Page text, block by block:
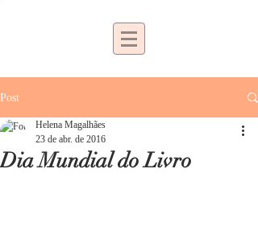
Post
Dia Mundial do Livro
Helena Magalhães
23 de abr. de 2016